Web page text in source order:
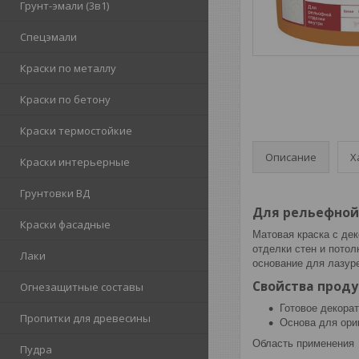
Грунт-эмали (3в1)
Спецэмали
Краски по металлу
Краски по бетону
Краски термостойкие
Краски интерьерные
Грунтовки ВД
Краски фасадные
Лаки
Огнезащитные составы
Пропитки для древесины
Пудра
Описание
Для
Матовая краска с
отделки стен и
основание для
Свойства
Готовое
Основа для
Область применения